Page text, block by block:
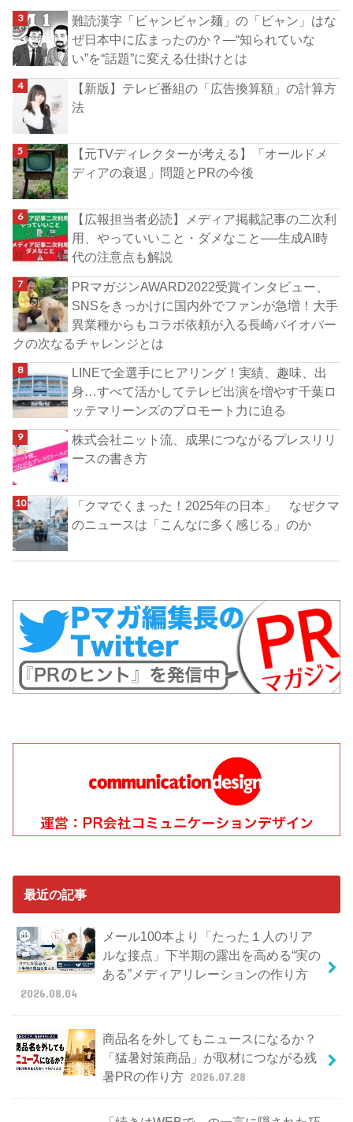
難読漢字「ビャンビャン麺」の「ビャン」はな
ぜ日本中に広まったのか？―“知られていな
い”を“話題”に変える仕掛けとは
【新版】テレビ番組の「広告換算額」の計算方
法
【元TVディレクターが考える】「オールドメ
ディアの衰退」問題とPRの今後
【広報担当者必読】メディア掲載記事の二次利
用、やっていいこと・ダメなこと──生成AI時
代の注意点も解説
PRマガジンAWARD2022受賞インタビュー、
SNSをきっかけに国内外でファンが急増！大手
異業種からもコラボ依頼が入る長崎バイオパー
クの次なるチャレンジとは
LINEで全選手にヒアリング！実績、趣味、出
身…すべて活かしてテレビ出演を増やす千葉ロ
ッテマリーンズのプロモート力に迫る
株式会社ニット流、成果につながるプレスリリ
ースの書き方
「クマでくまった！2025年の日本」 なぜクマ
のニュースは「こんなに多く感じる」のか
最近の記事
メール100本より「たった１人のリア
ルな接点」下半期の露出を高める“実の
ある”メディアリレーションの作り方
2026.08.04
商品名を外してもニュースになるか？
「猛暑対策商品」が取材につながる残
暑PRの作り方 2026.07.28